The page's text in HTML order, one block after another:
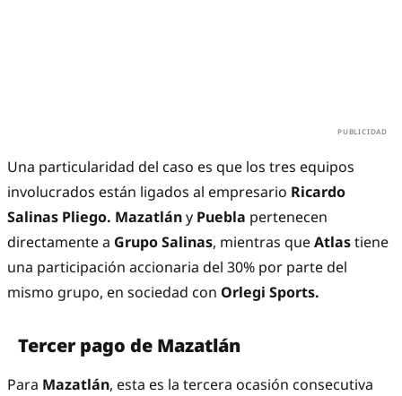
Una particularidad del caso es que los tres equipos
involucrados están ligados al empresario Ricardo
Salinas Pliego. Mazatlány Puebla pertenecen
directamente a Grupo Salinas, mientras queAtlastiene
una participación accionaria del 30% por parte del
mismo grupo, en sociedad con Orlegi Sports.
Tercer pago de Mazatlán
Para Mazatlán, esta es la tercera ocasión consecutiva